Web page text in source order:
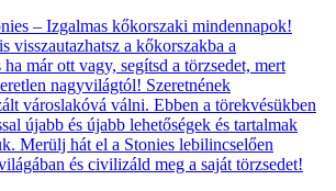
– Izgalmas kőkorszaki mindennapok!
visszautazhatsz a kőkorszakba a
már ott vagy, segítsd a törzsedet, mert
nagyvilágtól! Szeretnének
városlakóvá válni. Ebben a törekvésükben
újabb és újabb lehetőségek és tartalmak
Merülj hát el a Stonies lebilincselően
és civilizáld meg a saját törzsedet!